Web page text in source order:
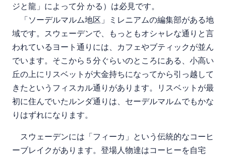
ジと龍」によって分 かる）は必見です。
「ソーデルマルム地区」ミレニアムの編集部がある地
域です。スウェーデンで、もっともオシャレな通りと言
われているヨート通りには、カフェやブティックが並ん
でいます。そこから５分ぐらいのところにある、小高い
丘の上にリスベットが大金持ちになってから引っ越して
きたというフィスカル通りがあります。リスベットが最
初に住んでいたルンダ通りは、セーデルマルムでもかな
りはずれになります。
スウェーデンには「フィーカ」という伝統的なコーヒ
ーブレイクがあります。登場人物達はコーヒーを自宅